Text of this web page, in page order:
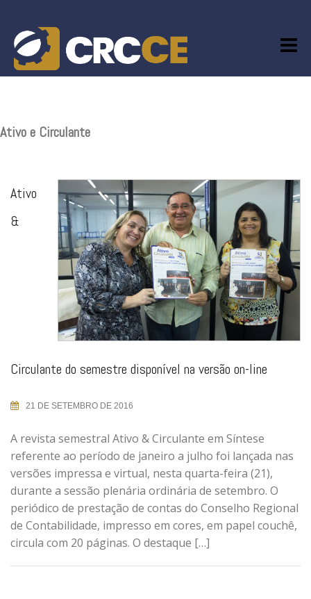
content
Ativo e Circulante
Ativo
&
Circulante do semestre disponível na versão on-line
21 DE SETEMBRO DE 2016
A revista semestral Ativo & Circulante em Síntese
referente ao período de janeiro a julho foi lançada nas
versões impressa e virtual, nesta quarta-feira (21),
durante a sessão plenária ordinária de setembro. O
periódico de prestação de contas do Conselho Regional
de Contabilidade, impresso em cores, em papel couchê,
circula com 20 páginas. O destaque […]